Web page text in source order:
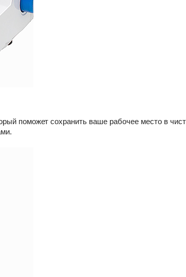
поможет сохранить ваше рабочее место в